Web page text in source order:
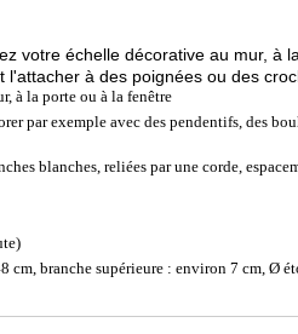
votre échelle décorative au mur, à
à des poignées ou des
à la porte ou à la fenêtre
par exemple avec des pendentifs, des
blanches, reliées par une corde,
cm, branche supérieure : environ 7 cm, Ø